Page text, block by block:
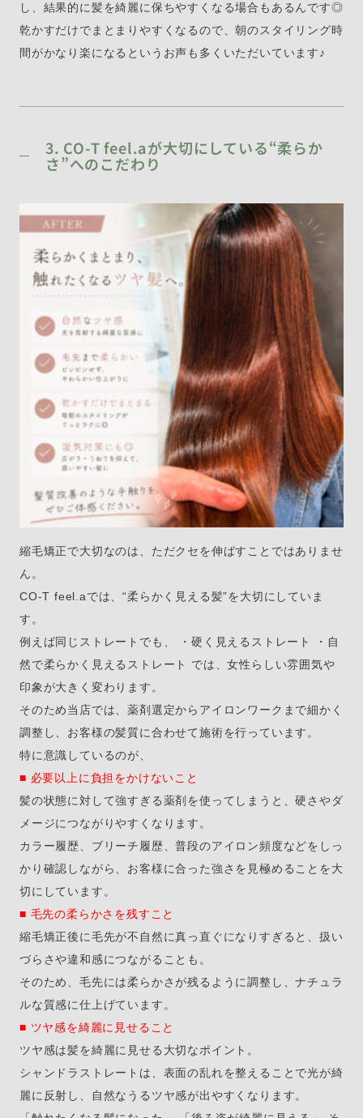
し、結果的に髪を綺麗に保ちやすくなる場合もあるんです◎
乾かすだけでまとまりやすくなるので、朝のスタイリング時
間がかなり楽になるというお声も多くいただいています♪
3. CO-T feel.aが大切にしている“柔らか
さ”へのこだわり
縮毛矯正で大切なのは、ただクセを伸ばすことではありませ
ん。
CO-T feel.aでは、“柔らかく見える髪”を大切にしていま
す。
例えば同じストレートでも、 ・硬く見えるストレート ・自
然で柔らかく見えるストレート では、女性らしい雰囲気や
印象が大きく変わります。
そのため当店では、薬剤選定からアイロンワークまで細かく
調整し、お客様の髪質に合わせて施術を行っています。
特に意識しているのが、
■ 必要以上に負担をかけないこと
髪の状態に対して強すぎる薬剤を使ってしまうと、硬さやダ
メージにつながりやすくなります。
カラー履歴、ブリーチ履歴、普段のアイロン頻度などをしっ
かり確認しながら、お客様に合った強さを見極めることを大
切にしています。
■ 毛先の柔らかさを残すこと
縮毛矯正後に毛先が不自然に真っ直ぐになりすぎると、扱い
づらさや違和感につながることも。
そのため、毛先には柔らかさが残るように調整し、ナチュラ
ルな質感に仕上げています。
■ ツヤ感を綺麗に見せること
ツヤ感は髪を綺麗に見せる大切なポイント。
シャンドラストレートは、表面の乱れを整えることで光が綺
麗に反射し、自然なうるツヤ感が出やすくなります。